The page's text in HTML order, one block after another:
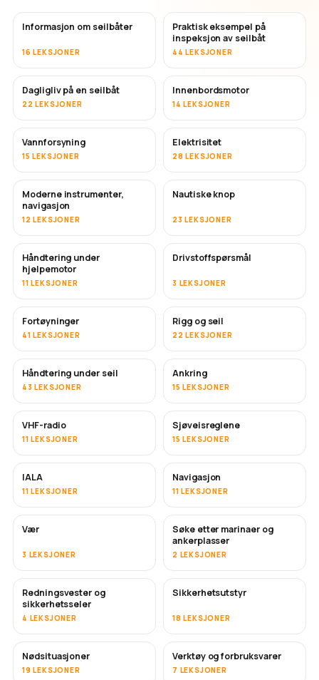
Informasjon om seilbåter
16 LEKSJONER
Praktisk eksempel på
inspeksjon av seilbåt
44 LEKSJONER
Dagligliv på en seilbåt
22 LEKSJONER
Innenbordsmotor
14 LEKSJONER
Vannforsyning
15 LEKSJONER
Elektrisitet
28 LEKSJONER
Moderne instrumenter,
navigasjon
12 LEKSJONER
Nautiske knop
23 LEKSJONER
Håndtering under
hjelpemotor
11 LEKSJONER
Drivstoffspørsmål
3 LEKSJONER
Fortøyninger
41 LEKSJONER
Rigg og seil
22 LEKSJONER
Håndtering under seil
43 LEKSJONER
Ankring
15 LEKSJONER
VHF-radio
11 LEKSJONER
Sjøveisreglene
15 LEKSJONER
IALA
11 LEKSJONER
Navigasjon
11 LEKSJONER
Vær
3 LEKSJONER
Søke etter marinaer og
ankerplasser
2 LEKSJONER
Redningsvester og
sikkerhetsseler
4 LEKSJONER
Sikkerhetsutstyr
18 LEKSJONER
Nødsituasjoner
19 LEKSJONER
Verktøy og forbruksvarer
7 LEKSJONER